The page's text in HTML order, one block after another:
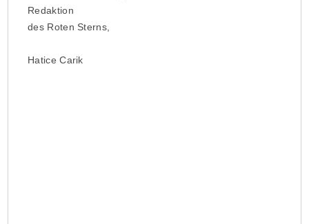
Redaktion
des Roten Sterns,
Hatice Carik